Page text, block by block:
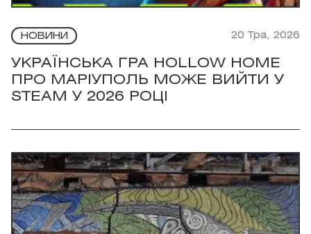
НОВИНИ 20 Тра, 2026
УКРАЇНСЬКА ГРА HOLLOW HOME
ПРО МАРІУПОЛЬ МОЖЕ ВИЙТИ У
STEAM У 2026 РОЦІ